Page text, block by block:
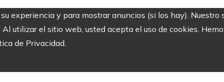
experiencia y para mostrar anuncios (si los hay).
utilizar el sitio web, usted acepta el uso de cookies.
de Privacidad.